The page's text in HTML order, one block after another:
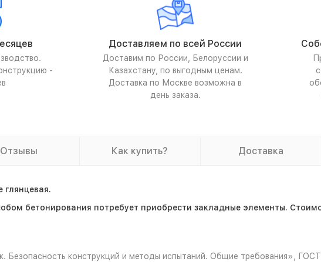
-
Доставляем по всей России
Доставим по России, Белоруссии и
Казахстану, по выгодным ценам.
Доставка по Москве возможна в
день заказа.
Отзывы Как купить? Доставка
бетонирования потребует приобрести закладные элементы.
конструкций и методы испытаний. Общие требования»,